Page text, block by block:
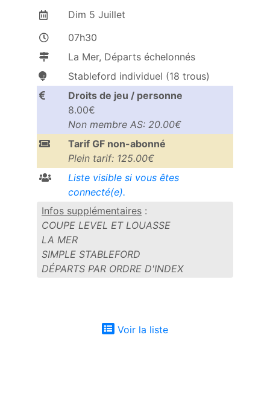
Dim 5 Juillet
07h30
La Mer, Départs échelonnés
Stableford individuel (18 trous)
Droits de jeu / personne
8.00€
Non membre AS: 20.00€
Tarif GF non-abonné
Plein tarif: 125.00€
Liste visible si vous êtes
connecté(e).
Infos supplémentaires :
COUPE LEVEL ET LOUASSE
LA MER
SIMPLE STABLEFORD
DÉPARTS PAR ORDRE D'INDEX
Voir la liste